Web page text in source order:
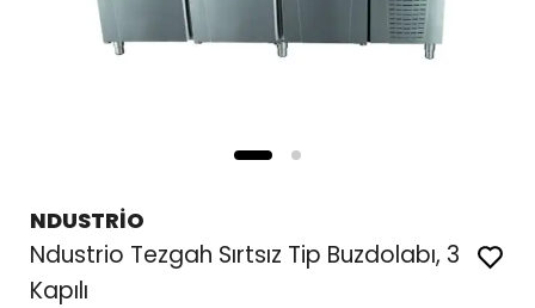
NDUSTRİO
Ndustrio Tezgah Sırtsız Tip Buzdolabı, 3
Kapılı